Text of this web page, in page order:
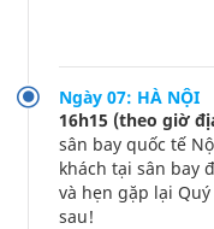
Ngày 07: HÀ NỘI
16h15 (theo giờ
sân bay quốc tế
khách tại sân bay
và hẹn gặp lại
sau!